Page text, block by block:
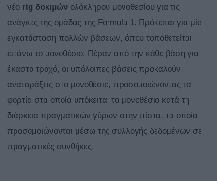
νέο rig δοκιμών ολόκληρου μονοθεσίου για τις
ανάγκες της ομάδας της Formula 1. Πρόκειται για μία
εγκατάσταση πολλών βάσεων, όπου τοποθετείται
επάνω το μονοθέσιο. Πέραν από την κάθε βάση για
έκαστο τροχό, οι υπόλοιπες βάσεις προκαλούν
αναταράξεις στο μονοθέσιο, προσομοιώνοντας τα
φορτία στα οποία υπόκειται το μονοθέσιο κατά τη
διάρκεια πραγματικών γύρων στην πίστα, τα οποία
προσομοιώνονται μέσω της συλλογής δεδομένων σε
πραγματικές συνθήκες.